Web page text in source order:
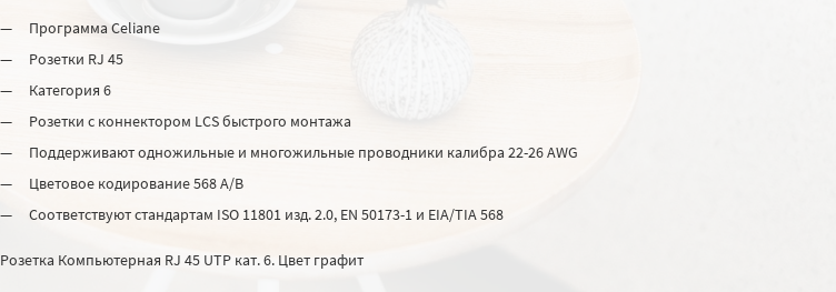
Программа Celiane
Розетки RJ 45
Категория 6
Розетки с коннектором LCS быстрого монтажа
Поддерживают одножильные и многожильные проводники калибра 22-26 AWG
Цветовое кодирование 568 A/B
Соответствуют стандартам ISO 11801 изд. 2.0, EN 50173-1 и EIA/TIA 568
Розетка Компьютерная RJ 45 UTP кат. 6. Цвет графит